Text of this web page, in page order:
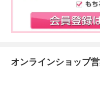
オンラインショップ